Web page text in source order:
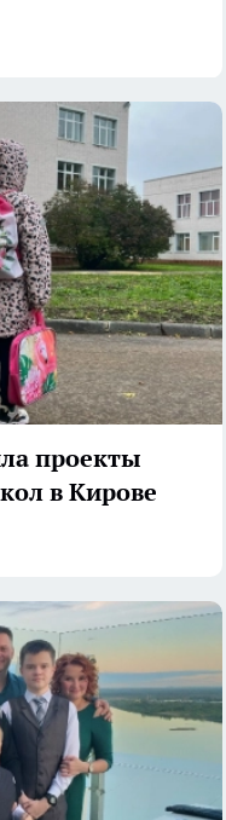
проекты
в Кирове